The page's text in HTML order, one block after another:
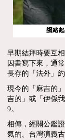
早期結拜時要互
因書寫下來，通
長存的「法外」約
現今的「麻吉的
吉的」或「伊係
9。
相傳，經關公鑑
氣的。台灣演義